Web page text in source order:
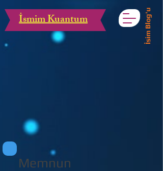
İsmim Kuantum İsim Blog'u
Memnun